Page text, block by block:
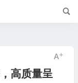
高质量呈